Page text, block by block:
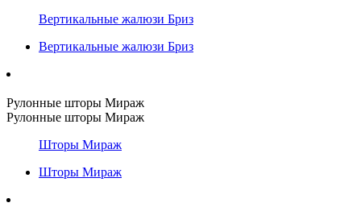
Вертикальные жалюзи Бриз
Вертикальные жалюзи Бриз
Рулонные шторы Мираж
Рулонные шторы Мираж
Шторы Мираж
Шторы Мираж